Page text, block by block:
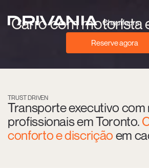
Carro com motorista
Reserve agora
TRUST DRIVEN
Transporte executivo
profissionais em Toronto.
conforto e discrição em